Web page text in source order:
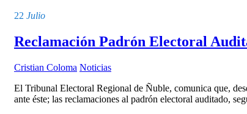
22 Julio
Reclamación Padrón Electoral
Cristian Coloma Noticias
El Tribunal Electoral Regional de Ñuble, comunica que,
ante éste; las reclamaciones al padrón electoral auditado,